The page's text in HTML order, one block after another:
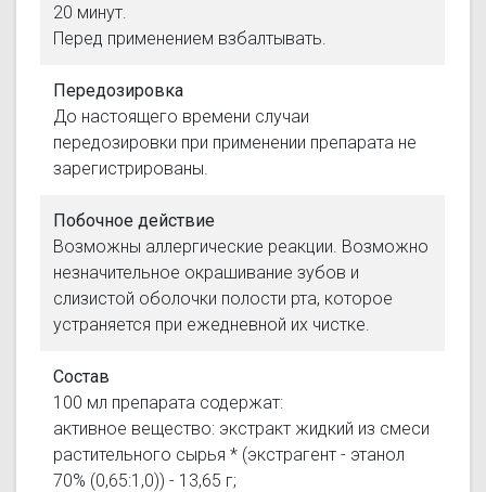
20 минут.
Перед применением взбалтывать.
Передозировка
До настоящего времени случаи
передозировки при применении препарата не
зарегистрированы.
Побочное действие
Возможны аллергические реакции. Возможно
незначительное окрашивание зубов и
слизистой оболочки полости рта, которое
устраняется при ежедневной их чистке.
Состав
100 мл препарата содержат:
активное вещество: экстракт жидкий из смеси
растительного сырья * (экстрагент - этанол
70% (0,65:1,0)) - 13,65 г;